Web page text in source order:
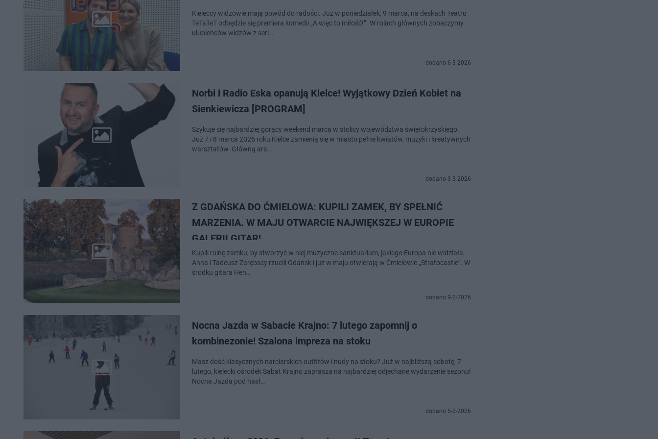
Kieleccy widzowie mają powód do radości. Już w poniedziałek, 9 marca, na deskach Teatru
TeTaTeT odbędzie się premiera komedii „A więc to miłość!”. W rolach głównych zobaczymy
ulubieńców widzów z seri…
dodano 6-3-2026
Norbi i Radio Eska opanują Kielce! Wyjątkowy Dzień Kobiet na
Sienkiewicza [PROGRAM]
Szykuje się najbardziej gorący weekend marca w stolicy województwa świętokrzyskiego.
Już 7 i 8 marca 2026 roku Kielce zamienią się w miasto pełne kwiatów, muzyki i kreatywnych
warsztatów. Główną are…
dodano 3-3-2026
Z GDAŃSKA DO ĆMIELOWA: KUPILI ZAMEK, BY SPEŁNIĆ
MARZENIA. W MAJU OTWARCIE NAJWIĘKSZEJ W EUROPIE
GALERII GITAR!
Kupili ruinę zamku, by stworzyć w niej muzyczne sanktuarium, jakiego Europa nie widziała.
Anna i Tadeusz Zarębscy rzucili Gdańsk i już w maju otwierają w Ćmielowie „Stratocastle”. W
środku gitara Hen…
dodano 9-2-2026
Nocna Jazda w Sabacie Krajno: 7 lutego zapomnij o
kombinezonie! Szalona impreza na stoku
Masz dość klasycznych narciarskich outfitów i nudy na stoku? Już w najbliższą sobotę, 7
lutego, kielecki ośrodek Sabat Krajno zaprasza na najbardziej odjechane wydarzenie sezonu!
Nocna Jazda pod hasł…
dodano 5-2-2026